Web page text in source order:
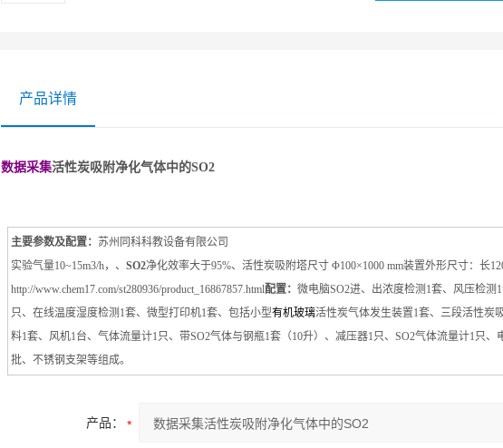
产品详情
数据采集活性炭吸附净化气体中的SO2
主要参数及配置： 苏州同科科教设备有限公司
实验气量10~15m3/h， 、 SO2净化效率大于95%、活性炭吸附塔尺寸 Φ100×1000 mm装置外形尺寸：长
http://www.chem17.com/st280936/product_16867857.html配置： 微电脑SO2进、出浓度检测 1套、 风压检测
只、 在线温度湿度检测 1套、 微型打印机1套、 包括小型有机玻璃活性炭气体发生装置1套、三段活性炭
料1套、风机1台、气体流量计1只、 带SO2气体与钢瓶1套（10升）、减压器1只、 SO2气体流量计1只、
批、不锈钢支架等组成。
产品：